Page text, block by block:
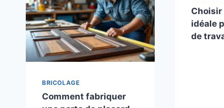
BRICOLAGE
Comment fabriquer
Choisir
idéale
de